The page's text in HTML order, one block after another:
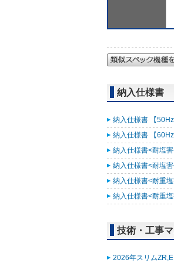
納入仕様書
納入仕様書 【
納入仕様書 【
納入仕様書<耐塩
納入仕様書<耐塩
納入仕様書<耐重
納入仕様書<耐重
技術・工事
2026年スリム